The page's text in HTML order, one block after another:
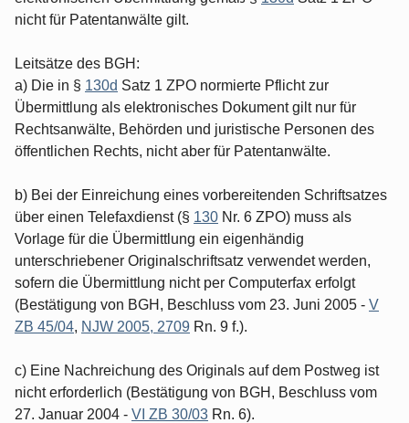
nicht für Patentanwälte gilt.
Leitsätze des BGH:
a) Die in § 130d Satz 1 ZPO normierte Pflicht zur
Übermittlung als elektronisches Dokument gilt nur für
Rechtsanwälte, Behörden und juristische Personen des
öffentlichen Rechts, nicht aber für Patentanwälte.
b) Bei der Einreichung eines vorbereitenden Schriftsatzes
über einen Telefaxdienst (§ 130 Nr. 6 ZPO) muss als
Vorlage für die Übermittlung ein eigenhändig
unterschriebener Originalschriftsatz verwendet werden,
sofern die Übermittlung nicht per Computerfax erfolgt
(Bestätigung von BGH, Beschluss vom 23. Juni 2005 - V
ZB 45/04, NJW 2005, 2709 Rn. 9 f.).
c) Eine Nachreichung des Originals auf dem Postweg ist
nicht erforderlich (Bestätigung von BGH, Beschluss vom
27. Januar 2004 - VI ZB 30/03 Rn. 6).